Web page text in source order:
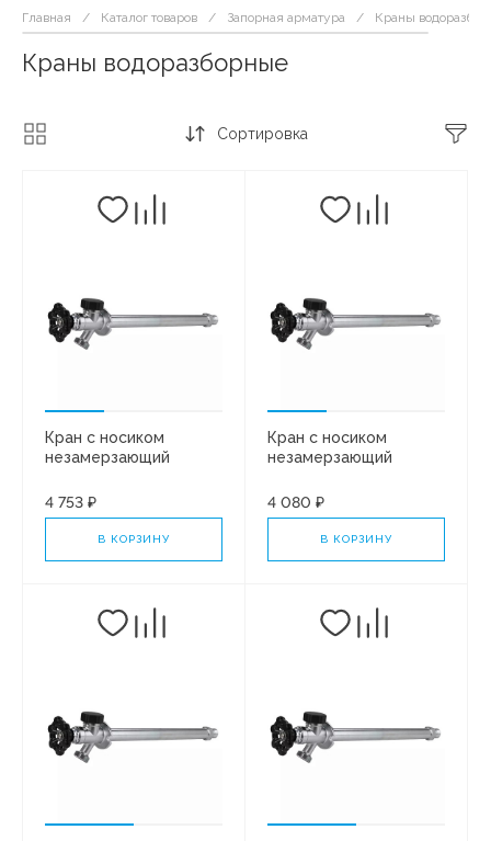
Главная / Каталог товаров / Запорная арматура / Краны
Краны водоразборные
Сортировка
Кран с носиком
незамерзающий
VRGL20-450
4 753 ₽
В КОРЗИНУ
Кран с носиком
незамерзающий
VRGL20-350
4 080 ₽
В КОРЗИНУ